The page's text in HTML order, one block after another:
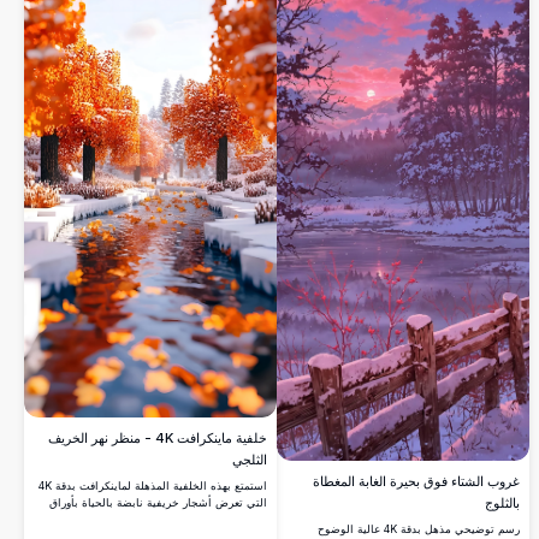
شاشة الهاتف المحمول بألوانه التفصيلية والحيوية
وجوّه الهادئ.
غروب الشتاء فوق بحيرة الغابة المغطاة
بالثلوج
رسم توضيحي مذهل بدقة 4K عالية الوضوح
خلفية ماينكرافت 4K - منظر نهر الخريف
الثلجي
استمتع بهذه الخلفية المذهلة لماينكرافت بدقة 4K
التي تعرض أشجار خريفية نابضة بالحياة بأوراق